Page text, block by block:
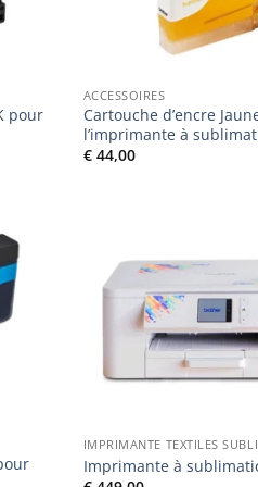
pour
ACCESSOIRES
Cartouche d’encre
l’imprimante à
€44,00
la liste
de
IMPRIMANTE TEXTILES
Imprimante à